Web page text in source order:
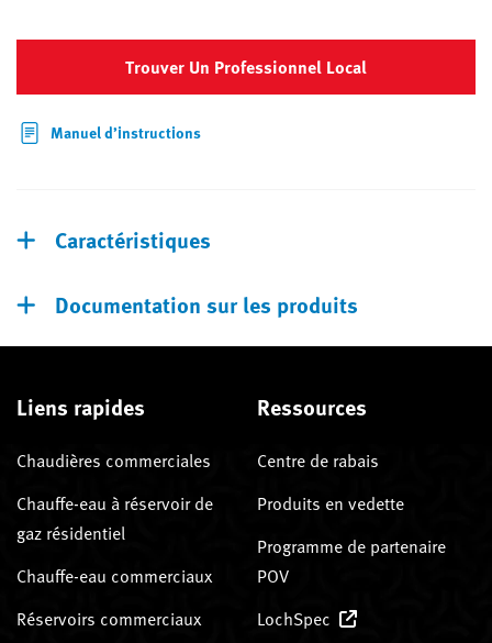
Trouver Un Professionnel Local
Manuel d’instructions
Caractéristiques
Documentation sur les produits
Liens rapides
Chaudières commerciales
Chauffe-eau à réservoir de
gaz résidentiel
Chauffe-eau commerciaux
Réservoirs commerciaux
Ressources
Centre de rabais
Produits en vedette
Programme de partenaire
POV
LochSpec